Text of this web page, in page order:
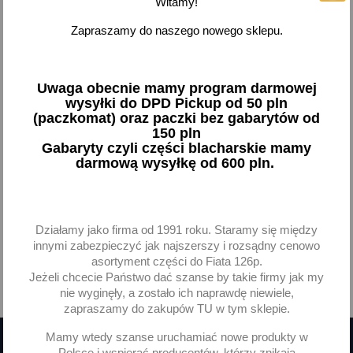
Odbój odbojnik osłona
amortyzatora przód Fiat
Dodaj
- +
Pokazano 1-1 z 1 pozycji
Powrót do góry
Zapraszamy do naszego nowego sklepu.
Uwaga obecnie mamy program darmowej
wysyłki do DPD Pickup od 50 pln
(paczkomat) oraz paczki bez gabarytów od
150 pln
Gabaryty czyli części blacharskie mamy
darmową wysyłkę od 600 pln.
Działamy jako firma od 1991 roku. Staramy się między
innymi zabezpieczyć jak najszerszy i rozsądny cenowo
asortyment części do Fiata 126p.
Jeżeli chcecie Państwo dać szanse by takie firmy jak my
nie wyginęły, a zostało ich naprawdę niewiele,
zapraszamy do zakupów TU w tym sklepie.
Mamy wtedy szanse uruchamiać nowe produkty w